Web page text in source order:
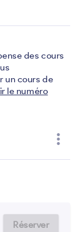
des cours
un cours de
le numéro
more_vert
Réserver